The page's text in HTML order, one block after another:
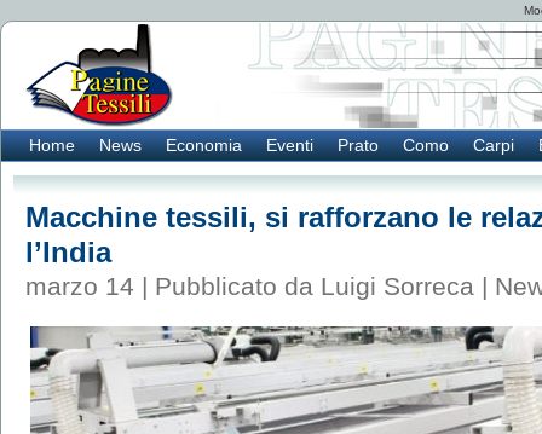
Home News Economia Eventi Prato Como Carpi
Macchine tessili, si rafforzano le
l’India
marzo 14 | Pubblicato da Luigi Sorreca |